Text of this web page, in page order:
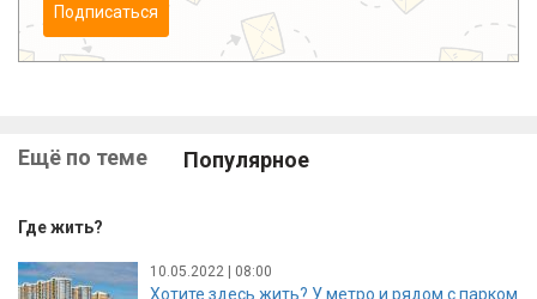
Подписаться
Ещё по теме Популярное
Где жить?
10.05.2022 | 08:00
Хотите здесь жить? У метро и рядом с парком